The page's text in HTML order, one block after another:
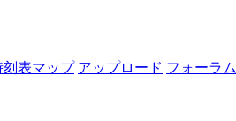
刻表マップ アップロード フォーラム